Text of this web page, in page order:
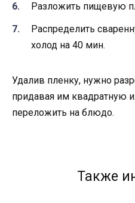
Разложить пищевую
Распределить
холод на 40 мин.
Удалив пленку, нужно
придавая им квадратную
переложить на блюдо.
Также